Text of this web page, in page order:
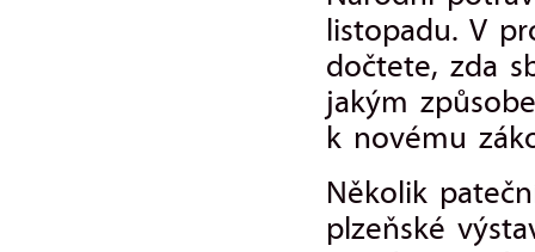
listopadu. V
dočtete, zda
jakým
k novému
Několik
plzeňské